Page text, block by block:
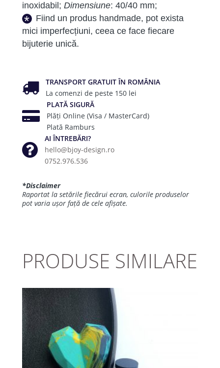
inoxidabil; Dimensiune: 40/40 mm;
Fiind un produs handmade, pot exista
mici imperfecțiuni, ceea ce face fiecare
bijuterie unică.
TRANSPORT GRATUIT ÎN ROMÂNIA
La comenzi de peste 150 lei
PLATĂ SIGURĂ
Plăți Online (Visa / MasterCard)
Plată Ramburs
AI ÎNTREBĂRI?
hello@bjoy-design.ro
0752.976.536
*Disclaimer
Raportat la setările fiecărui ecran, culorile produselor
pot varia ușor față de cele afișate.
PRODUSE SIMILARE